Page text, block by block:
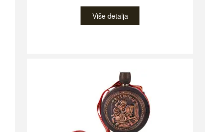
Više detalja